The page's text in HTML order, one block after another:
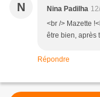
N Nina Padilha
<br /> Mazette
être bien, après
Répondre